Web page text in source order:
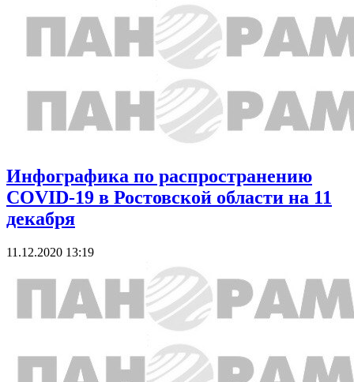
Инфографика по распространению
COVID-19 в Ростовской области на 11
декабря
11.12.2020 13:19